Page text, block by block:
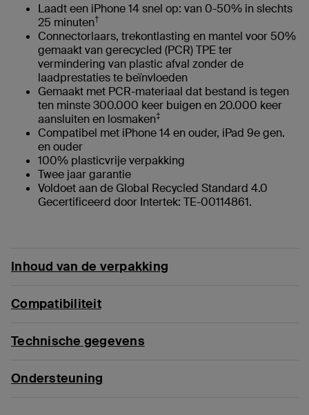
Laadt een iPhone 14 snel op: van 0-50% in slechts
25 minuten†
Connectorlaars, trekontlasting en mantel voor 50%
gemaakt van gerecycled (PCR) TPE ter
vermindering van plastic afval zonder de
laadprestaties te beïnvloeden
Gemaakt met PCR-materiaal dat bestand is tegen
ten minste 300.000 keer buigen en 20.000 keer
aansluiten en losmaken‡
Compatibel met iPhone 14 en ouder, iPad 9e gen.
en ouder
100% plasticvrije verpakking
Twee jaar garantie
Voldoet aan de Global Recycled Standard 4.0
Gecertificeerd door Intertek: TE-00114861.
Inhoud van de verpakking
Compatibiliteit
Technische gegevens
Ondersteuning